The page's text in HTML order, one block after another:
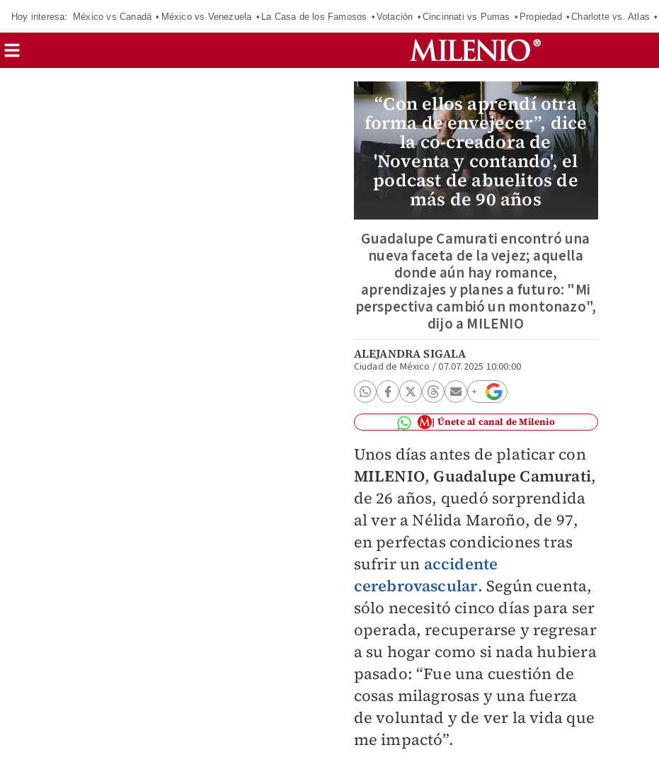
Hoy interesa: México vs Canadá México vs Venezuela La Casa de los Famosos Votación Cincinnati vs Pumas Propiedad Charlotte vs. Atlas
“Con ellos aprendí otra
forma de envejecer”, dice
la co-creadora de
'Noventa y contando', el
podcast de abuelitos de
más de 90 años
Guadalupe Camurati encontró una
nueva faceta de la vejez; aquella
donde aún hay romance,
aprendizajes y planes a futuro: "Mi
perspectiva cambió un montonazo",
dijo a MILENIO
ALEJANDRA SIGALA
Ciudad de México /07.07.2025 10:00:00
Únete al canal de Milenio
Unos días antes de platicar con
MILENIO, Guadalupe Camurati,
de 26 años, quedó sorprendida
al ver a Nélida Maroño, de 97,
en perfectas condiciones tras
sufrir un accidente
cerebrovascular. Según cuenta,
sólo necesitó cinco días para ser
operada, recuperarse y regresar
a su hogar como si nada hubiera
pasado: “Fue una cuestión de
cosas milagrosas y una fuerza
de voluntad y de ver la vida que
me impactó”.